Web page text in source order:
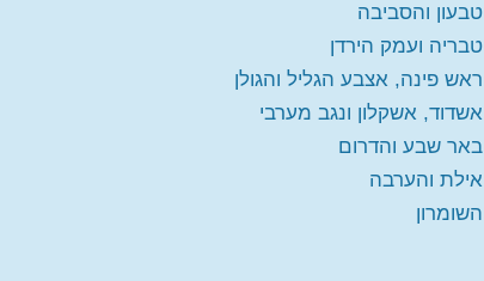
טבעון והסביבה
טבריה ועמק הירדן
ראש פינה, אצבע הגליל והגולן
אשדוד, אשקלון ונגב מערבי
באר שבע והדרום
אילת והערבה
השומרון